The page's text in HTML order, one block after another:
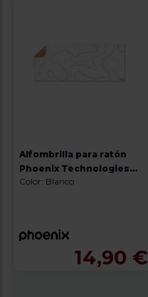
Alfombrilla para ratón
Phoenix Technologies
STRATOS BLANCO
Color: Blanco
14,90 €